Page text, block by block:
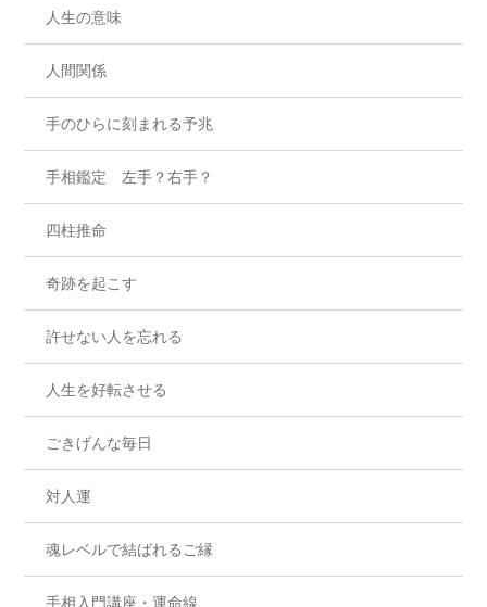
人生の意味
人間関係
手のひらに刻まれる予兆
手相鑑定 左手？右手？
四柱推命
奇跡を起こす
許せない人を忘れる
人生を好転させる
ごきげんな毎日
対人運
魂レベルで結ばれるご縁
手相入門講座・運命線